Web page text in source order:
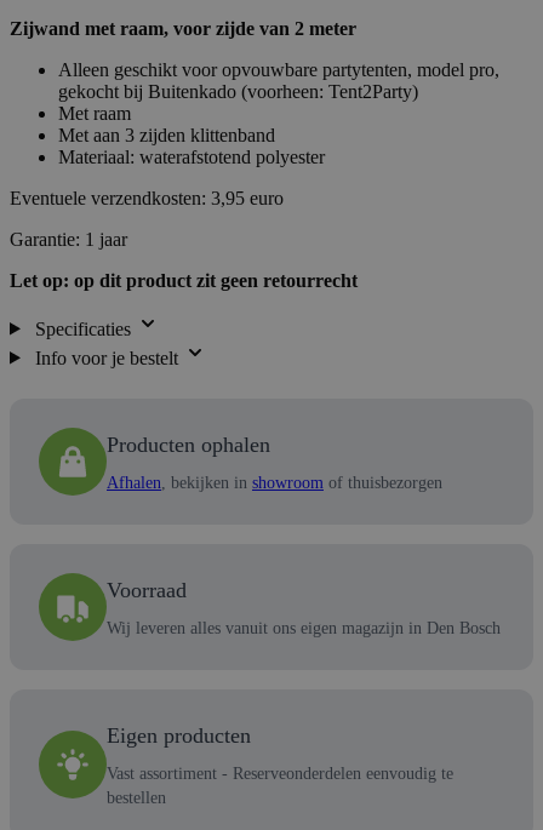
Zijwand met raam, voor zijde van 2 meter
Alleen geschikt voor opvouwbare partytenten, model pro,
gekocht bij Buitenkado (voorheen: Tent2Party)
Met raam
Met aan 3 zijden klittenband
Materiaal: waterafstotend polyester
Eventuele verzendkosten: 3,95 euro
Garantie: 1 jaar
Let op: op dit product zit geen retourrecht
Specificaties
Info voor je bestelt
Producten ophalen
Afhalen , bekijken in showroom of thuisbezorgen
Voorraad
Wij leveren alles vanuit ons eigen magazijn in Den Bosch
Eigen producten
Vast assortiment - Reserveonderdelen eenvoudig te
bestellen